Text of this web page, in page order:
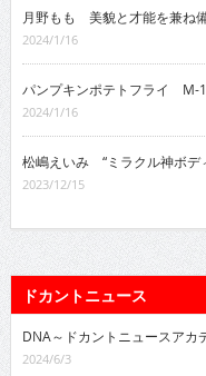
月野もも 美貌と才能を兼ね
2024/1/16
パンプキンポテトフライ M-1
2024/1/16
松嶋えいみ “ミラクル神ボデ
2023/12/15
ドカントニュース
DNA～ドカントニュースアカ
2024/6/3